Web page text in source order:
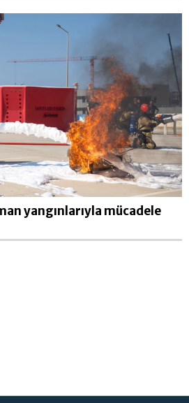
yangınlarıyla mücadele